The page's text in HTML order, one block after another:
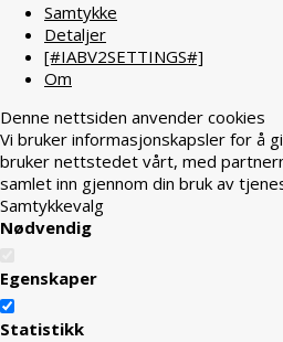
Samtykke
Detaljer
[#IABV2SETTINGS#]
Om
Denne nettsiden anvender cookies
Vi bruker informasjonskapsler for å
bruker nettstedet vårt, med
samlet inn gjennom din bruk av
Samtykkevalg
Nødvendig
Egenskaper
Statistikk